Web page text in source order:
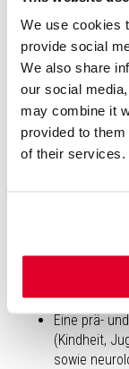
We use cookies
provide social
We also share
our social
may combine it
provided to
of their services.
von
Eine
kann die
Störungen
Cholin und
Form von
Kindern (4-
und
Eine prä-
(Kindheit,
sowie